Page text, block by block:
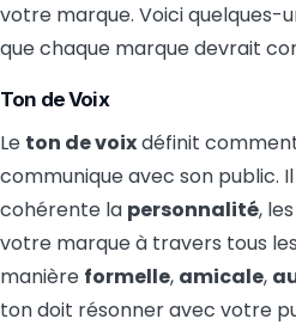
votre marque. Voici quelques-
que chaque marque devrait
Ton de Voix
Le ton de voixdéfinit
communique avec son public.
cohérente la personnalité, les
votre marque à travers tous
manière formelle, amicale,
ton doit résonner avec votre